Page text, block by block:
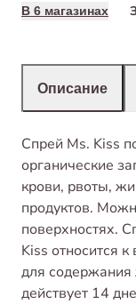
В 6 магазинах
Описание
Спрей Ms. Kiss
органические
крови, рвоты,
продуктов.
поверхностях.
Kiss относится
для содержания
действует 14